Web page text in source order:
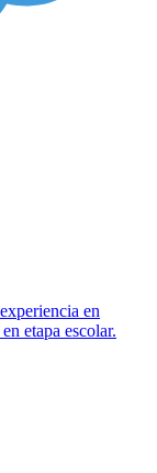
en
etapa escolar.